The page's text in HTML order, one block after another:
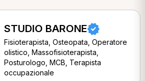
STUDIO BARONE
Fisioterapista, Osteopata, Operatore
olistico, Massofisioterapista,
Posturologo, MCB, Terapista
occupazionale